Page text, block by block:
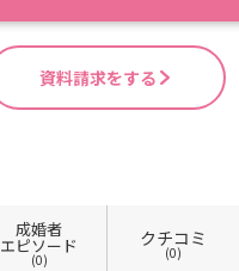
資料請求をする
成婚者
エピソード
(0)
クチコミ
(0)